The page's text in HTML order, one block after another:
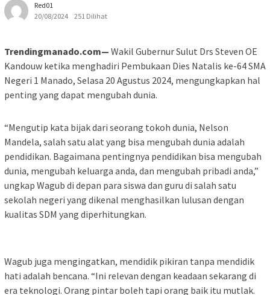
Red01
20/08/2024
251 Dilihat
Trendingmanado.com— Wakil Gubernur Sulut Drs Steven OE
Kandouw ketika menghadiri Pembukaan Dies Natalis ke-64 SMA
Negeri 1 Manado, Selasa 20 Agustus 2024, mengungkapkan hal
penting yang dapat mengubah dunia.
“Mengutip kata bijak dari seorang tokoh dunia, Nelson
Mandela, salah satu alat yang bisa mengubah dunia adalah
pendidikan. Bagaimana pentingnya pendidikan bisa mengubah
dunia, mengubah keluarga anda, dan mengubah pribadi anda,”
ungkap Wagub di depan para siswa dan guru di salah satu
sekolah negeri yang dikenal menghasilkan lulusan dengan
kualitas SDM yang diperhitungkan.
Wagub juga mengingatkan, mendidik pikiran tanpa mendidik
hati adalah bencana. “Ini relevan dengan keadaan sekarang di
era teknologi. Orang pintar boleh tapi orang baik itu mutlak.